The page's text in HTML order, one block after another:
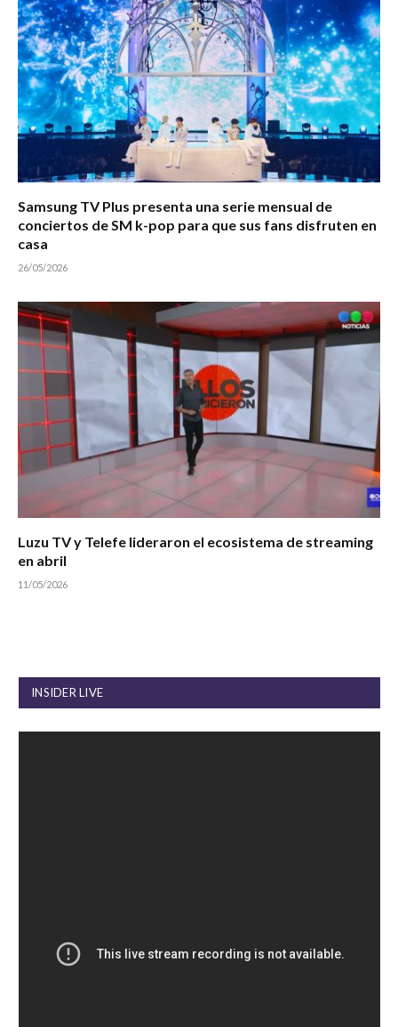
Samsung TV Plus presenta una serie mensual de
conciertos de SM k-pop para que sus fans disfruten en
casa
26/05/2026
Luzu TV y Telefe lideraron el ecosistema de streaming
en abril
11/05/2026
INSIDER LIVE